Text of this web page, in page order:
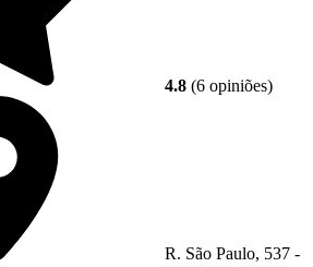
4.8 (6 opiniões)
R. São Paulo, 537 -